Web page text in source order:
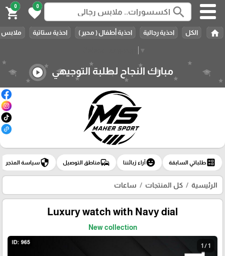
▼
search
0
favorite
0
shopping_cart
home الكل احذية رجالية احذية أطفال ( محير ) احذية ستاتية ملابس
مبارك النجاح لطلبة التوجيهي play_circle
ballotطلباتي السابقة emoji_emotionsآراء زبائننا commuteمناطق التوصيل securityسياسة المتجر
الرئيسية كل المنتجات ساعات
Luxury watch with Navy dial
New collection
1 / 1